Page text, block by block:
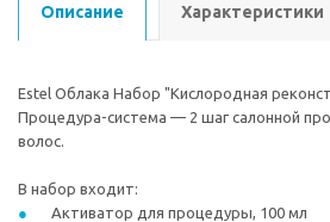
Описание Характеристики
Estel Облака Набор "Кислородная
Процедура-система — 2 шаг салонной
волос.
В набор входит:
Активатор для процедуры, 100 мл